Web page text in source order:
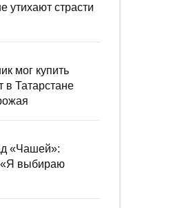
утихают страсти
мог купить
в Татарстане
«Чашей»:
«Я выбираю